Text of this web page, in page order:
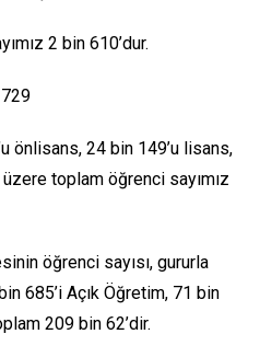
2 bin 610’dur.
önlisans, 24 bin 149’u lisans,
toplam öğrenci sayımız
öğrenci sayısı, gururla
685’i Açık Öğretim, 71 bin
209 bin 62’dir.